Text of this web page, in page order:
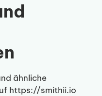
ähnliche
https://smithii.io